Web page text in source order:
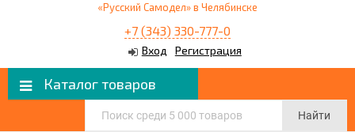
«Русский Самодел» в Челябинске
+7 (343) 330-777-0
Вход Регистрация
Каталог товаров
Найти